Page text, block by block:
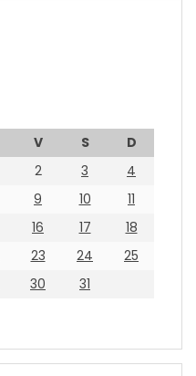
V S
D
2 3
4
9 10
11
16 17
18
23 24
25
30
31